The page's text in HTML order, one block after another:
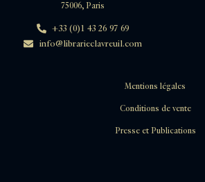
75006, Paris
+33 (0)1 43 26 97 69
info@librarieclavreuil.com
Mentions légales
Conditions de vente
Presse et Publications